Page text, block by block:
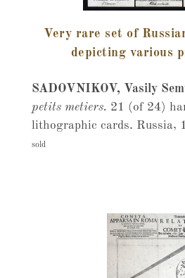
Very rare set of
depicting various
SADOVNIKOV, Vasily
petits metiers. 21 (of 24)
lithographic cards. Russia,
sold